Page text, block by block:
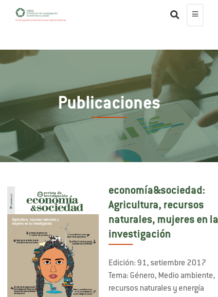
Publicaciones
economía&sociedad:
Agricultura, recursos
naturales, mujeres en
investigación
Edición: 91, setiembre 2017
Tema: Género, Medio ambiente,
recursos naturales y energía